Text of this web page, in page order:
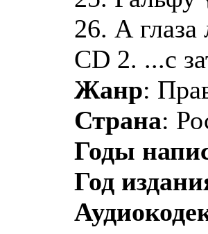
26. А
CD 2. ...с
Жанр:
Страна:
Годы
Год